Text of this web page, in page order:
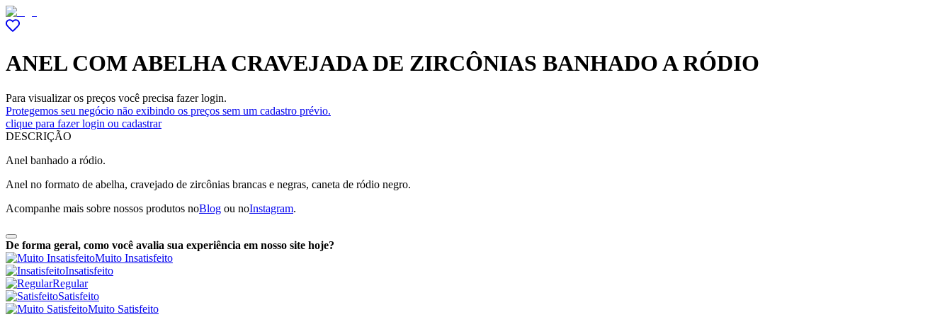
ANEL COM ABELHA CRAVEJADA DE ZIRCÔNIAS BANHADO A RÓDIO
Para visualizar os preços você precisa fazer login.
Protegemos seu negócio não exibindo os preços sem um cadastro prévio.
clique para fazer login ou cadastrar
DESCRIÇÃO
Anel banhado a ródio.
Anel no formato de abelha, cravejado de zircônias brancas e negras, caneta de ródio negro.
Acompanhe mais sobre nossos produtos noBlog ou noInstagram.
De forma geral, como você avalia sua experiência em nosso site hoje?
Muito Insatisfeito
Insatisfeito
Regular
Satisfeito
Muito Satisfeito